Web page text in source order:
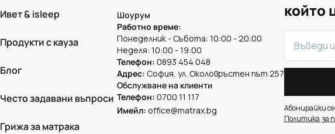
Ивет & isleep
Продукти с кауза
Блог
Често задавани въпроси
Грижа за матрака
Шоурум
Работно време:
Понеделник - Събота: 10:00 - 20:00
Неделя: 10:00 - 19:00
Телефон: 0893 454 048
Адрес: София, ул. Околовръстен път 257
Обслужване на клиенти
Телефон: 0700 11 117
Имейл: office@matrax.bg
който
Абонирайки
Политика за